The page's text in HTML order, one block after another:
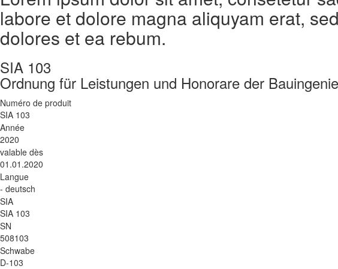
labore et dolore magna aliquyam erat,
dolores et ea rebum.
SIA 103
Ordnung für Leistungen und Honorare der
Numéro de produit
SIA 103
Année
2020
valable dès
01.01.2020
Langue
- deutsch
SIA
SIA 103
SN
508103
Schwabe
D-103